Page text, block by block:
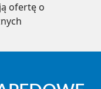
ofertę o